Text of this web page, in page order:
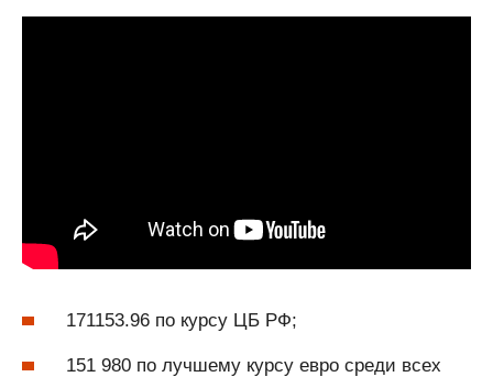
171153.96 по курсу ЦБ РФ;
151 980 по лучшему курсу евро среди всех